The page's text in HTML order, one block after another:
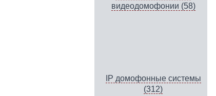
видеодомофонии (58)
IP домофонные системы
(312)